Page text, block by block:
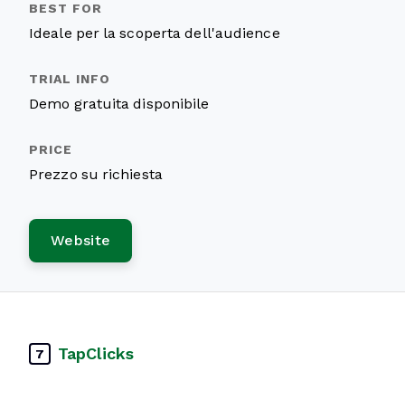
Ideale per la scoperta dell'audience
Demo gratuita disponibile
Prezzo su richiesta
Website
7 TapClicks